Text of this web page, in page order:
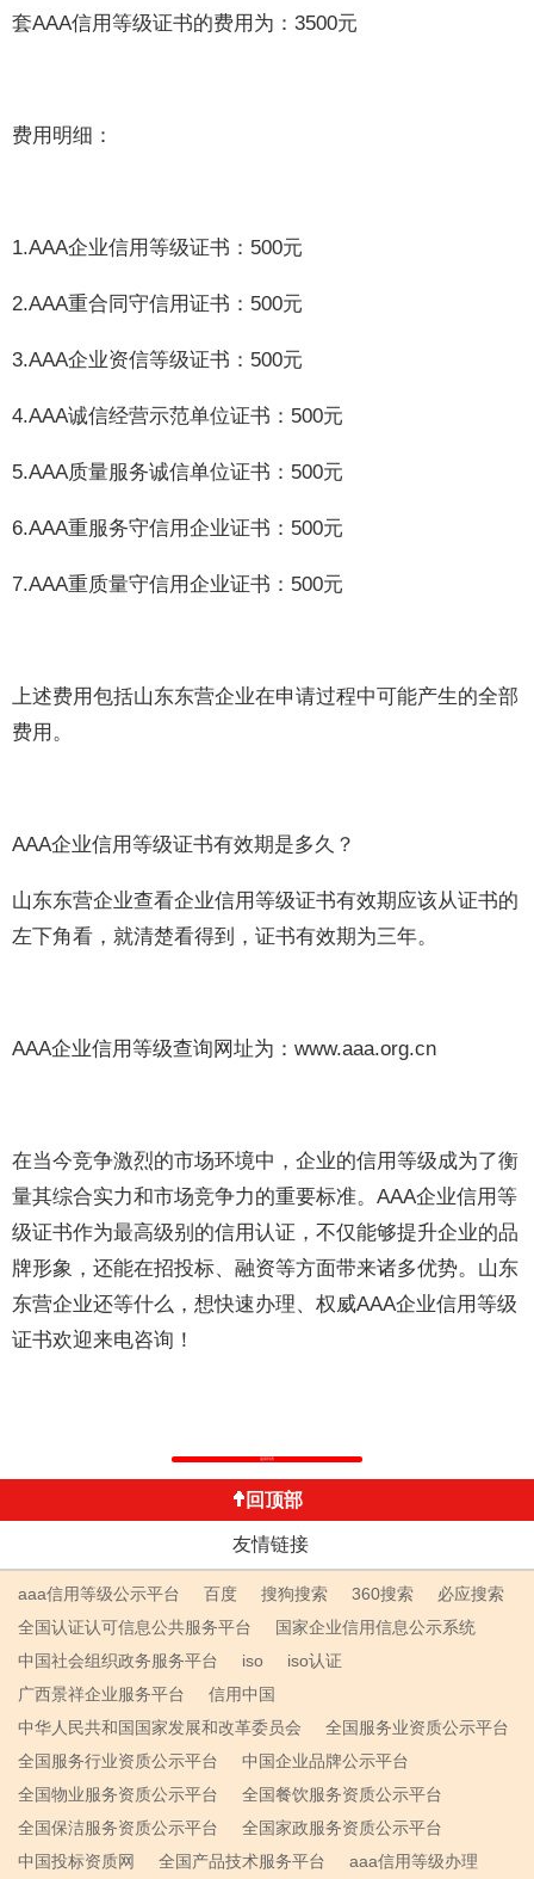
套AAA信用等级证书的费用为：3500元
费用明细：
1.AAA企业信用等级证书：500元
2.AAA重合同守信用证书：500元
3.AAA企业资信等级证书：500元
4.AAA诚信经营示范单位证书：500元
5.AAA质量服务诚信单位证书：500元
6.AAA重服务守信用企业证书：500元
7.AAA重质量守信用企业证书：500元
上述费用包括山东东营企业在申请过程中可能产生的全部
费用。
AAA企业信用等级证书有效期是多久？
山东东营企业查看企业信用等级证书有效期应该从证书的
左下角看，就清楚看得到，证书有效期为三年。
AAA企业信用等级查询网址为：www.aaa.org.cn
在当今竞争激烈的市场环境中，企业的信用等级成为了衡
量其综合实力和市场竞争力的重要标准。AAA企业信用等
级证书作为最高级别的信用认证，不仅能够提升企业的品
牌形象，还能在招投标、融资等方面带来诸多优势。山东
东营企业还等什么，想快速办理、权威AAA企业信用等级
证书欢迎来电咨询！
返回列表
回顶部
友情链接
aaa信用等级公示平台 百度 搜狗搜索 360搜索
必应搜索
全国认证认可信息公共服务平台
国家企业信用信息公示系统
中国社会组织政务服务平台
iso
iso认证
广西景祥企业服务平台
信用中国
中华人民共和国国家发展和改革委员会
全国服务业资质公示平台
全国服务行业资质公示平台
中国企业品牌公示平台
全国物业服务资质公示平台
全国餐饮服务资质公示平台
全国保洁服务资质公示平台
全国家政服务资质公示平台
中国投标资质网
全国产品技术服务平台 aaa信用等级办理